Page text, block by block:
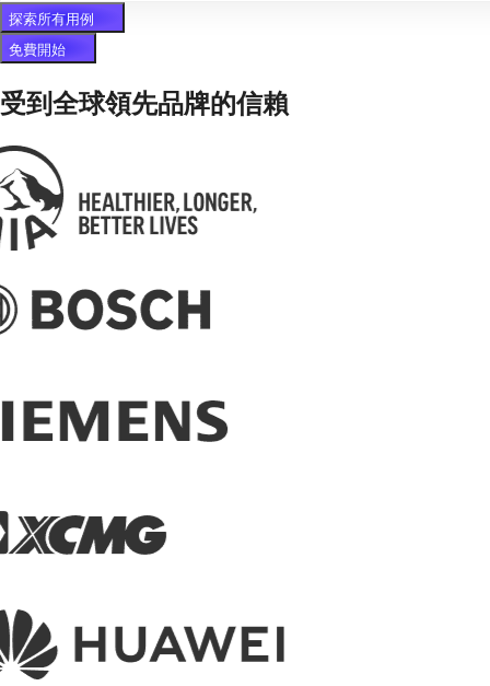
探索所有用例
免費開始
受到全球領先品牌的信賴